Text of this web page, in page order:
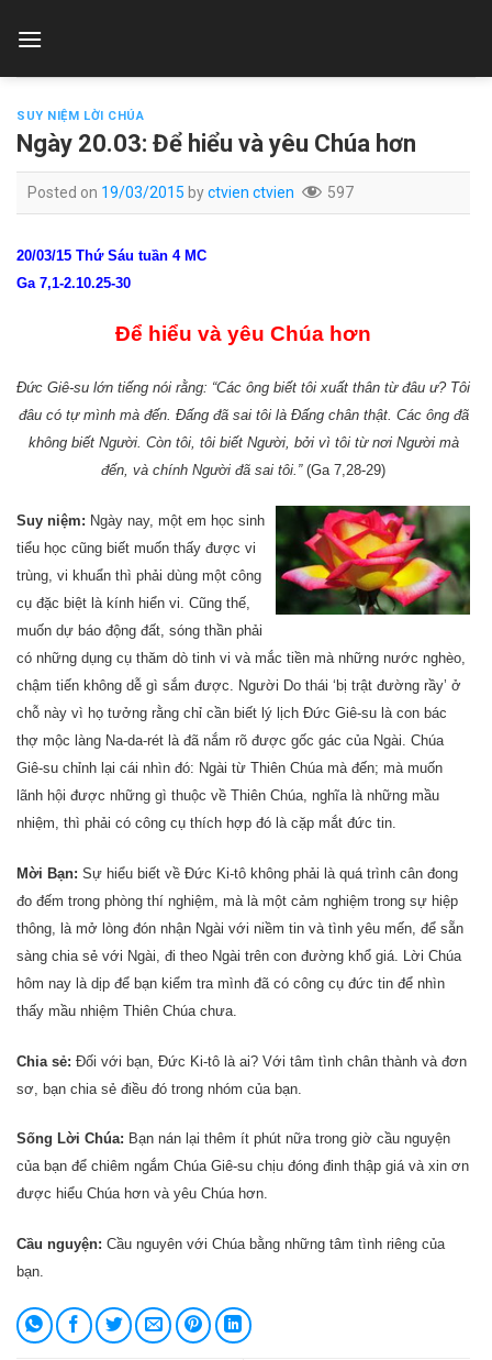
SUY NIỆM LỜI CHÚA
Ngày 20.03: Để hiểu và yêu Chúa hơn
Posted on 19/03/2015 byctvien ctvien 597
20/03/15 Thứ Sáu tuần 4 MC
Ga 7,1-2.10.25-30
Để hiểu và yêu Chúa hơn
Đức Giê-su lớn tiếng nói rằng: “Các ông biết tôi xuất thân từ đâu ư? Tôi
đâu có tự mình mà đến. Đấng đã sai tôi là Đấng chân thật. Các ông đã
không biết Người. Còn tôi, tôi biết Người, bởi vì tôi từ nơi Người mà
đến, và chính Người đã sai tôi.”(Ga 7,28-29)
Suy niệm: Ngày nay, một em học sinh
tiểu học cũng biết muốn thấy được vi
trùng, vi khuẩn thì phải dùng một công
cụ đặc biệt là kính hiển vi. Cũng thế,
muốn dự báo động đất, sóng thần phải
có những dụng cụ thăm dò tinh vi và mắc tiền mà những nước nghèo,
chậm tiến không dễ gì sắm được. Người Do thái ‘bị trật đường rầy’ ở
chỗ này vì họ tưởng rằng chỉ cần biết lý lịch Đức Giê-su là con bác
thợ mộc làng Na-da-rét là đã nắm rõ được gốc gác của Ngài. Chúa
Giê-su chỉnh lại cái nhìn đó: Ngài từ Thiên Chúa mà đến; mà muốn
lãnh hội được những gì thuộc về Thiên Chúa, nghĩa là những mầu
nhiệm, thì phải có công cụ thích hợp đó là cặp mắt đức tin.
Mời Bạn: Sự hiểu biết về Đức Ki-tô không phải là quá trình cân đong
đo đếm trong phòng thí nghiệm, mà là một cảm nghiệm trong sự hiệp
thông, là mở lòng đón nhận Ngài với niềm tin và tình yêu mến, để sẵn
sàng chia sẻ với Ngài, đi theo Ngài trên con đường khổ giá. Lời Chúa
hôm nay là dịp để bạn kiểm tra mình đã có công cụ đức tin để nhìn
thấy mầu nhiệm Thiên Chúa chưa.
Chia sẻ: Đối với bạn, Đức Ki-tô là ai? Với tâm tình chân thành và đơn
sơ, bạn chia sẻ điều đó trong nhóm của bạn.
Sống Lời Chúa: Bạn nán lại thêm ít phút nữa trong giờ cầu nguyện
của bạn để chiêm ngắm Chúa Giê-su chịu đóng đinh thập giá và xin ơn
được hiểu Chúa hơn và yêu Chúa hơn.
Cầu nguyện: Cầu nguyên với Chúa bằng những tâm tình riêng của
bạn.